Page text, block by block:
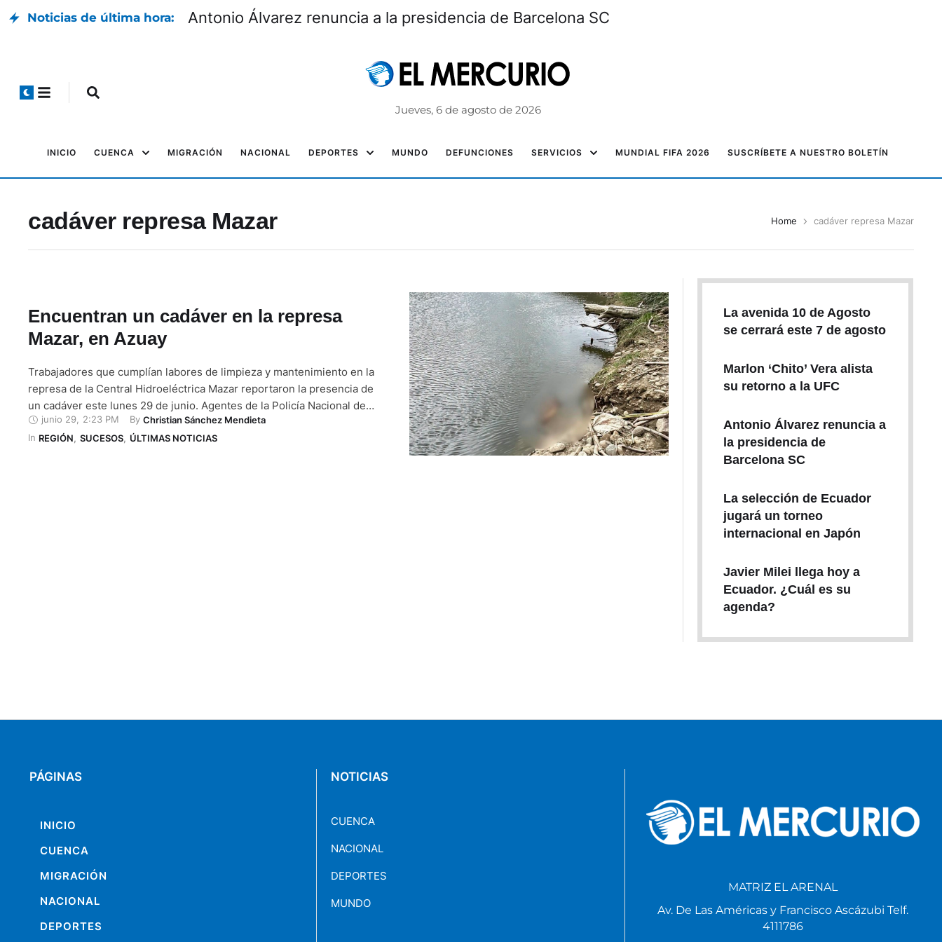
Noticias de última hora: Antonio Álvarez renuncia a la presidencia de Barcelona SC
Jueves, 6 de agosto de 2026
INICIO CUENCA MIGRACIÓN NACIONAL DEPORTES MUNDO DEFUNCIONES SERVICIOS MUNDIAL FIFA 2026 SUSCRÍBETE A NUESTRO BOLETÍN
cadáver represa Mazar Home cadáver represa Mazar
Encuentran un cadáver en la represa
Mazar, en Azuay
Trabajadores que cumplían labores de limpieza y mantenimiento en la
represa de la Central Hidroeléctrica Mazar reportaron la presencia de
un cadáver este lunes 29 de junio. Agentes de la Policía Nacional de
Guachapala, en Azuay, fueron movilizados al sitio tras recibir una alerta
del Servicio Integrado de Seguridad (SIS) ECU 911 sobre este hallazgo.
junio 29 2:23 PM By Christian Sánchez Mendieta
In REGIÓN, SUCESOS, ÚLTIMAS NOTICIAS
La avenida 10 de Agosto
se cerrará este 7 de agosto
Marlon ‘Chito’ Vera alista
su retorno a la UFC
Antonio Álvarez renuncia a
la presidencia de
Barcelona SC
La selección de Ecuador
jugará un torneo
internacional en Japón
Javier Milei llega hoy a
Ecuador. ¿Cuál es su
agenda?
PÁGINAS
INICIO
CUENCA
MIGRACIÓN
NACIONAL
DEPORTES
NOTICIAS
CUENCA
NACIONAL
DEPORTES
MUNDO
MATRIZ EL ARENAL
Av. De Las Américas y Francisco Ascázubi Telf.
4111786